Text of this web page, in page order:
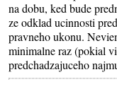
na dobu, ked bude
ze odklad ucinnosti
pravneho ukonu.
minimalne raz (pokial
predchadzajuceho